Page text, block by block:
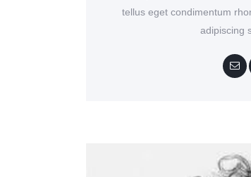
tellus eget condimentum
adipiscing